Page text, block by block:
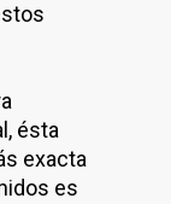
ésta
exacta
es